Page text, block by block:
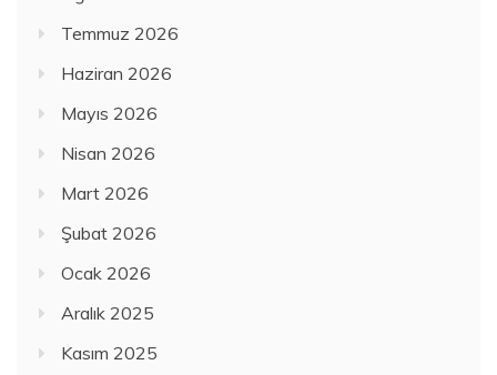
Temmuz 2026
Haziran 2026
Mayıs 2026
Nisan 2026
Mart 2026
Şubat 2026
Ocak 2026
Aralık 2025
Kasım 2025